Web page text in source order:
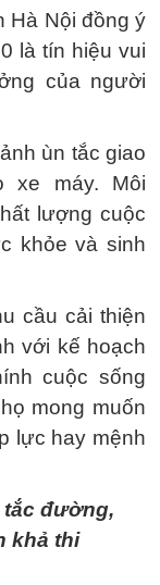
Hà Nội đồng ý
là tín hiệu vui
của người
ùn tắc giao
xe máy. Môi
lượng cuộc
khỏe và sinh
cầu cải thiện
với kế hoạch
cuộc sống
mong muốn
lực hay mệnh
tắc đường,
khả thi